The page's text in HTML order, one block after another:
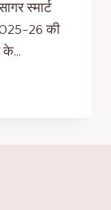
स्मार्ट
26 की
के…